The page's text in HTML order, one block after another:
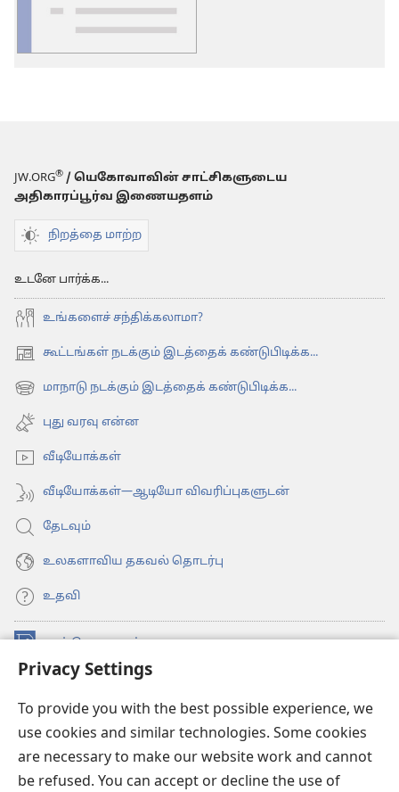
Privacy Settings
To provide you with the best possible experience, we
use cookies and similar technologies. Some cookies
are necessary to make our website work and cannot
be refused. You can accept or decline the use of
JW.ORG® / யெகோவாவின் சாட்சிகளுடைய
அதிகாரப்பூர்வ இணையதளம்
நிறத்தை மாற்ற
உடனே பார்க்க...
உங்களைச் சந்திக்கலாமா?
கூட்டங்கள் நடக்கும் இடத்தைக் கண்டுபிடிக்க...
(opens
new மாநாடு நடக்கும் இடத்தைக் கண்டுபிடிக்க...
(opens
new
window)
புது வரவு என்ன
வீடியோக்கள்
வீடியோக்கள்—ஆடியோ விவரிப்புகளுடன்
தேடவும்
உலகளாவிய தகவல் தொடர்பு
உதவி
நன்கொடைகள்
new
(opens
JW Hub®
window)JW லைப்ரரி